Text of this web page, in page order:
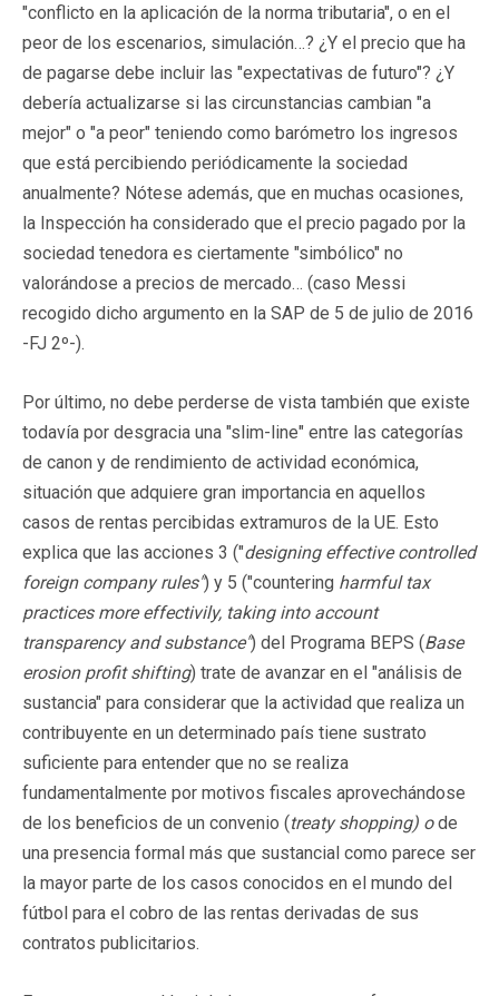
"conflicto en la aplicación de la norma tributaria", o en el
peor de los escenarios, simulación…? ¿Y el precio que ha
de pagarse debe incluir las "expectativas de futuro"? ¿Y
debería actualizarse si las circunstancias cambian "a
mejor" o "a peor" teniendo como barómetro los ingresos
que está percibiendo periódicamente la sociedad
anualmente? Nótese además, que en muchas ocasiones,
la Inspección ha considerado que el precio pagado por la
sociedad tenedora es ciertamente "simbólico" no
valorándose a precios de mercado… (caso Messi
recogido dicho argumento en la SAP de 5 de julio de 2016
-FJ 2º-).
Por último, no debe perderse de vista también que existe
todavía por desgracia una "slim-line" entre las categorías
de canon y de rendimiento de actividad económica,
situación que adquiere gran importancia en aquellos
casos de rentas percibidas extramuros de la UE. Esto
explica que las acciones 3 ("designing effective controlled
foreign company rules") y 5 ("countering harmful tax
practices more effectivily, taking into account
transparency and substance") del Programa BEPS (Base
erosion profit shifting) trate de avanzar en el "análisis de
sustancia" para considerar que la actividad que realiza un
contribuyente en un determinado país tiene sustrato
suficiente para entender que no se realiza
fundamentalmente por motivos fiscales aprovechándose
de los beneficios de un convenio (treaty shopping) ode
una presencia formal más que sustancial como parece ser
la mayor parte de los casos conocidos en el mundo del
fútbol para el cobro de las rentas derivadas de sus
contratos publicitarios.